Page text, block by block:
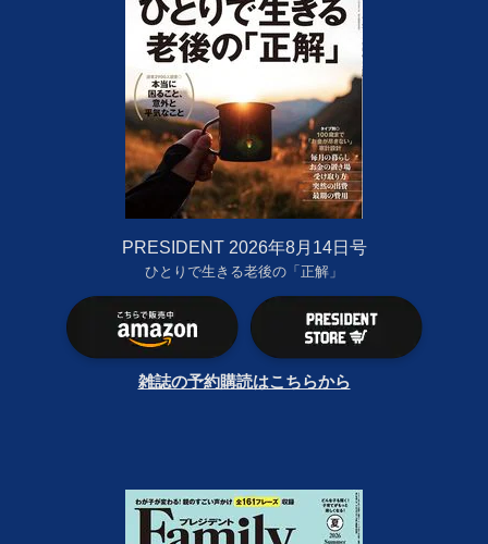
PRESIDENT 2026年8月14日号
ひとりで生きる老後の「正解」
雑誌の予約購読はこちらから